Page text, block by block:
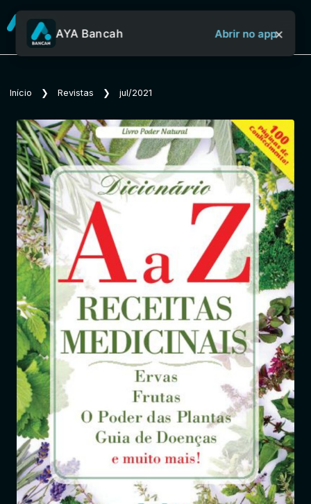
Sobre o Aya Bancah
Início
Revistas
Jornais
Notícias
Entrar
AYA Bancah Abrir no app×
Início ❯ Revistas ❯ jul/2021